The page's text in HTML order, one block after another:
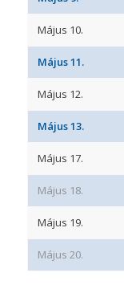
Május 10.
Május 11.
Május 12.
Május 13.
Május 17.
Május 18.
Május 19.
Május 20.